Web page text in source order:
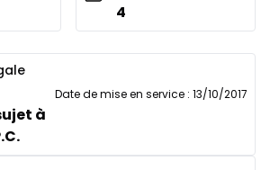
4
à
Date de mise en service : 13/10/2017